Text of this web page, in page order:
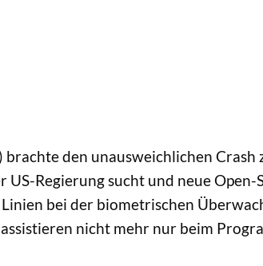
den unausweichlichen
Regierung sucht und neue
bei der biometrischen
nicht mehr nur beim